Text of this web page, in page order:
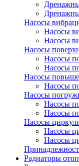
Насосы
Насосы
Насосы
Насосы
Насосы
Насосы
Насосы
Насосы
Насосы
Насосы
Насосы
Насосы
Насосы
Насосы
Радиаторы